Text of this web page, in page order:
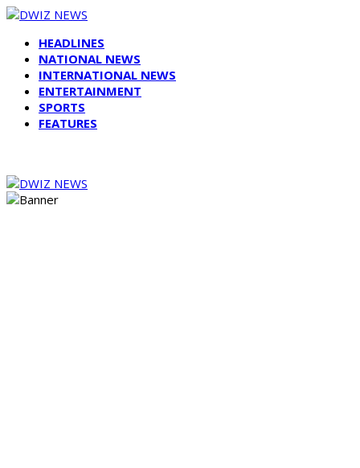
HEADLINES
NATIONAL NEWS
INTERNATIONAL NEWS
ENTERTAINMENT
SPORTS
FEATURES